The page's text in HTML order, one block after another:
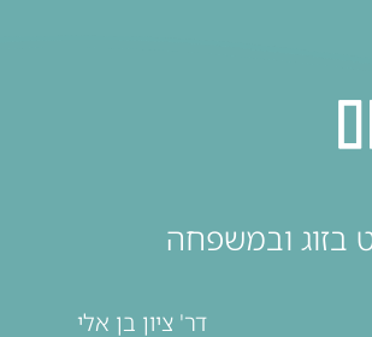
בזוג ובמשפחה
דר' ציון בן אלי